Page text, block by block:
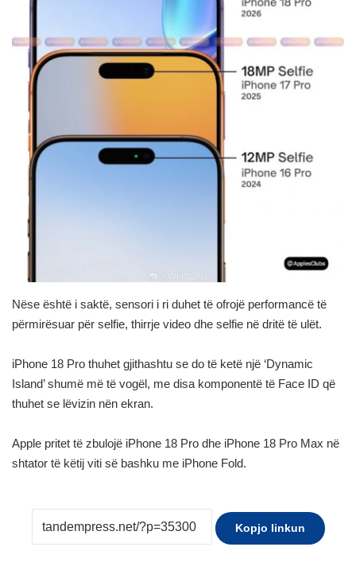
Nëse është i saktë, sensori i ri duhet të ofrojë performancë të
përmirësuar për selfie, thirrje video dhe selfie në dritë të ulët.
iPhone 18 Pro thuhet gjithashtu se do të ketë një ‘Dynamic
Island’ shumë më të vogël, me disa komponentë të Face ID që
thuhet se lëvizin nën ekran.
Apple pritet të zbulojë iPhone 18 Pro dhe iPhone 18 Pro Max në
shtator të këtij viti së bashku me iPhone Fold.
Kopjo linkun